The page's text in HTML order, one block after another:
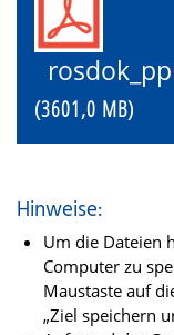
(3601,0 MB)
Hinweise:
Um die Dateien
Computer zu
Maustaste auf
„Ziel speichern